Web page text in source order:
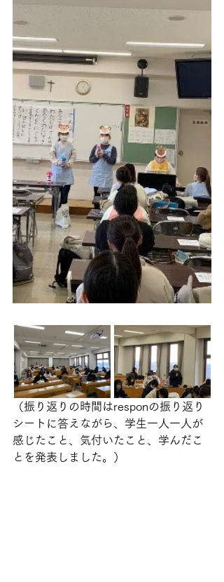
（振り返りの時間はresponの振り返り
シートに答えながら、学生一人一人が
感じたこと、気付いたこと、学んだこ
とを発表しました。）